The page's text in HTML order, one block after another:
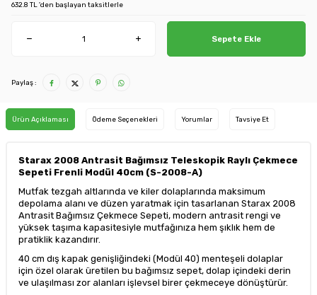
632.8 TL 'den başlayan taksitlerle
Sepete Ekle
Paylaş :
Ürün Açıklaması Ödeme Seçenekleri Yorumlar Tavsiye Et
Starax 2008 Antrasit Bağımsız Teleskopik Raylı Çekmece
Sepeti Frenli Modül 40cm (S-2008-A)
Mutfak tezgah altlarında ve kiler dolaplarında maksimum
depolama alanı ve düzen yaratmak için tasarlanan Starax 2008
Antrasit Bağımsız Çekmece Sepeti, modern antrasit rengi ve
yüksek taşıma kapasitesiyle mutfağınıza hem şıklık hem de
pratiklik kazandırır.
40 cm dış kapak genişliğindeki (Modül 40) menteşeli dolaplar
için özel olarak üretilen bu bağımsız sepet, dolap içindeki derin
ve ulaşılması zor alanları işlevsel birer çekmeceye dönüştürür.